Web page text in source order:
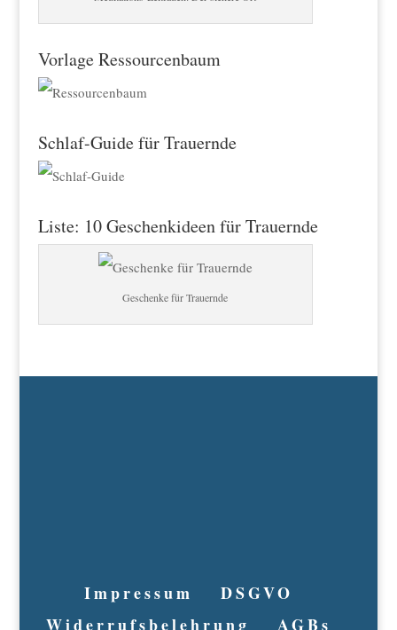
Vorlage Ressourcenbaum
Schlaf-Guide für Trauernde
Liste: 10 Geschenkideen für Trauernde
Geschenke für Trauernde
Impressum
DSGVO
Widerrufsbelehrung
AGBs